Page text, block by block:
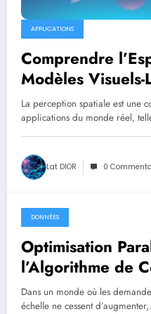
APPLICATIONS
Comprendre
Modèles
la Perception
La perception spatiale est une
applications du monde réel,
Lat DIOR 0
août 1, 2025
DONNÉES
Optimisation
l’Algorithme de
Écoles de
Dans un monde où les
échelle ne cessent